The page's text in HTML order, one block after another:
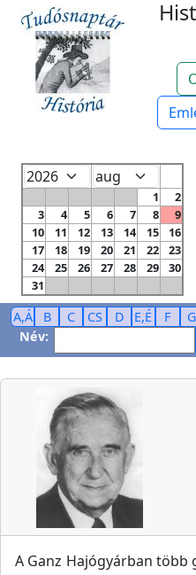
1
2
3
4 5 6 7 8
9
10
11 12 13 14 15
16
17
18 19 20 21 22
23
24
25 26 27 28 29
30
31
A,Á B C CS D E,É F G
Név:
A Ganz Hajógyárban